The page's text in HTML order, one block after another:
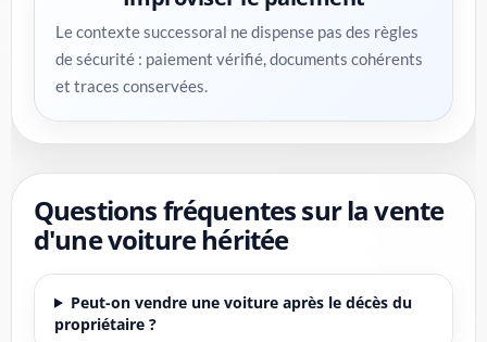
Le contexte successoral ne dispense pas des règles
de sécurité : paiement vérifié, documents cohérents
et traces conservées.
Questions fréquentes sur la vente
d'une voiture héritée
Peut-on vendre une voiture après le décès du
propriétaire ?